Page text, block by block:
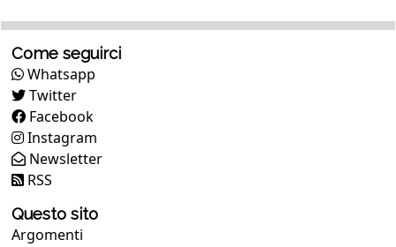
Come seguirci
Whatsapp
Twitter
Facebook
Instagram
Newsletter
RSS
Questo sito
Argomenti